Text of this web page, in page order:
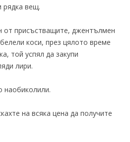
рядка вещ.
от присъстващите, джентълмен
коси, през цялото време
той успял да закупи
лири.
наобиколили.
на всяка цена да получите